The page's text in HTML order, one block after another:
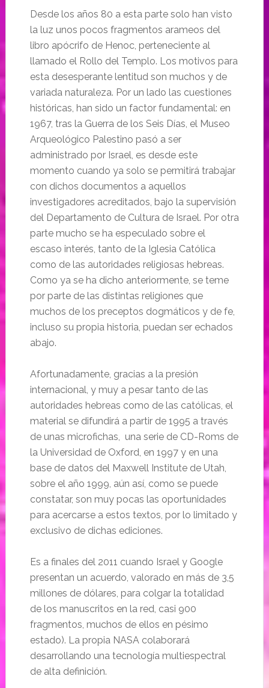
Desde los años 80 a esta parte solo han visto
la luz unos pocos fragmentos arameos del
libro apócrifo de Henoc, perteneciente al
llamado el Rollo del Templo. Los motivos para
esta desesperante lentitud son muchos y de
variada naturaleza. Por un lado las cuestiones
históricas, han sido un factor fundamental: en
1967, tras la Guerra de los Seis Días, el Museo
Arqueológico Palestino pasó a ser
administrado por Israel, es desde este
momento cuando ya solo se permitirá trabajar
con dichos documentos a aquellos
investigadores acreditados, bajo la supervisión
del Departamento de Cultura de Israel. Por otra
parte mucho se ha especulado sobre el
escaso interés, tanto de la Iglesia Católica
como de las autoridades religiosas hebreas.
Como ya se ha dicho anteriormente, se teme
por parte de las distintas religiones que
muchos de los preceptos dogmáticos y de fe,
incluso su propia historia, puedan ser echados
abajo.
Afortunadamente, gracias a la presión
internacional, y muy a pesar tanto de las
autoridades hebreas como de las católicas, el
material se difundirá a partir de 1995 a través
de unas microfichas, una serie de CD-Roms de
la Universidad de Oxford, en 1997 y en una
base de datos del Maxwell Institute de Utah,
sobre el año 1999, aún así, como se puede
constatar, son muy pocas las oportunidades
para acercarse a estos textos, por lo limitado y
exclusivo de dichas ediciones.
Es a finales del 2011 cuando Israel y Google
presentan un acuerdo, valorado en más de 3,5
millones de dólares, para colgar la totalidad
de los manuscritos en la red, casi 900
fragmentos, muchos de ellos en pésimo
estado). La propia NASA colaborará
desarrollando una tecnología multiespectral
de alta definición.